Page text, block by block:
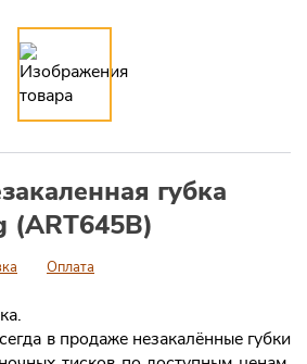
губка
(ART645B)
Оплата
в продаже незакалённые губки